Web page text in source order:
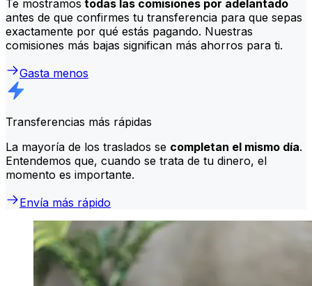
Te mostramos todas las comisiones por adelantado
antes de que confirmes tu transferencia para que sepas
exactamente por qué estás pagando. Nuestras
comisiones más bajas significan más ahorros para ti.
Gasta menos
Transferencias más rápidas
La mayoría de los traslados se completan el mismo día.
Entendemos que, cuando se trata de tu dinero, el
momento es importante.
Envía más rápido